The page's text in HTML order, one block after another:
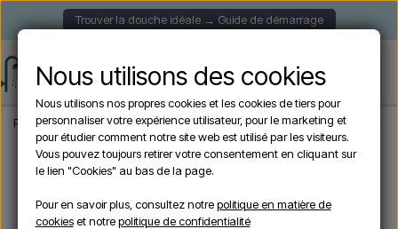
Trouver la douche idéale → Guide de démarrage
Page d'accueil Douche de Jardin Douches autoportantes Sined LUNA
Nous utilisons des cookies
Nous utilisons nos propres cookies et les cookies de tiers pour
personnaliser votre expérience utilisateur, pour le marketing et
pour étudier comment notre site web est utilisé par les visiteurs.
Vous pouvez toujours retirer votre consentement en cliquant sur
le lien "Cookies" au bas de la page.
Pour en savoir plus, consultez notrepolitique en matière de
cookieset notrepolitique de confidentialité